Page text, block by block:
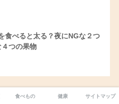
食べると太る？夜にNGな２つ
つの果物
食べもの 健康 サイトマップ